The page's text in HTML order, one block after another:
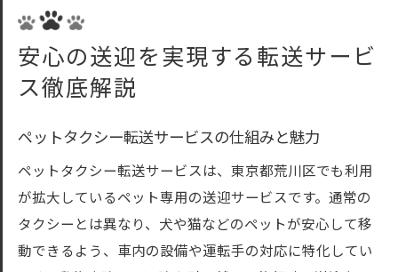
安心の送迎を実現する転送サービ
ス徹底解説
ペットタクシー転送サービスの仕組みと魅力
ペットタクシー転送サービスは、東京都荒川区でも利用
が拡大しているペット専用の送迎サービスです。通常の
タクシーとは異なり、犬や猫などのペットが安心して移
動できるよう、車内の設備や運転手の対応に特化してい